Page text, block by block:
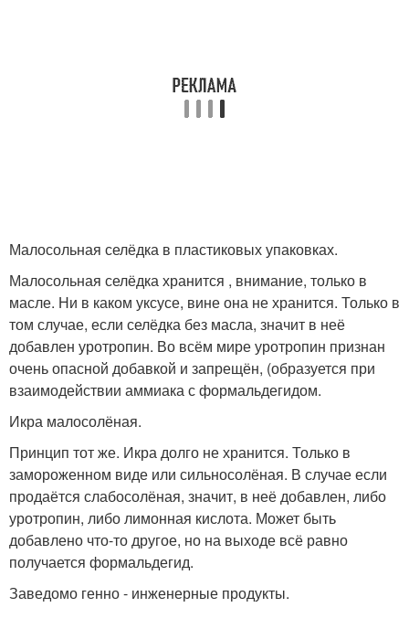
Малосольная селёдка в пластиковых упаковках.
Малосольная селёдка хранится , внимание, только в
масле. Ни в каком уксусе, вине она не хранится. Только в
том случае, если селёдка без масла, значит в неё
добавлен уротропин. Во всём мире уротропин признан
очень опасной добавкой и запрещён, (образуется при
взаимодействии аммиака с формальдегидом.
Икра малосолёная.
Принцип тот же. Икра долго не хранится. Только в
замороженном виде или сильносолёная. В случае если
продаётся слабосолёная, значит, в неё добавлен, либо
уротропин, либо лимонная кислота. Может быть
добавлено что-то другое, но на выходе всё равно
получается формальдегид.
Заведомо генно - инженерные продукты.